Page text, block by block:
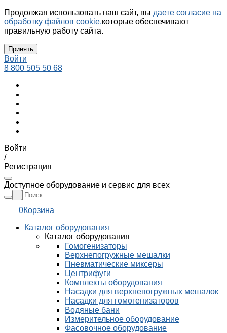
Продолжая использовать наш сайт, вы даете согласие на
обработку файлов cookie,которые обеспечивают
правильную работу сайта.
Принять
Войти
8 800 505 50 68
Войти
/
Регистрация
Доступное оборудование и сервис для всех
0Корзина
Каталог оборудования
Каталог оборудования
Гомогенизаторы
Верхнепогружные мешалки
Пневматические миксеры
Центрифуги
Комплекты оборудования
Насадки для верхнепогружных мешалок
Насадки для гомогенизаторов
Водяные бани
Измерительное оборудование
Фасовочное оборудование